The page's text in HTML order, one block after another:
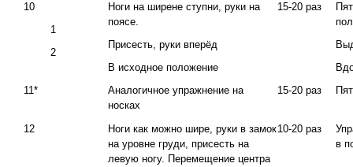
10
1
2
Ноги на ширене ступни, руки на
поясе.
Присесть, руки вперёд
В исходное положение
15-20 раз
11*
Аналогичное упражнение на
носках
15-20 раз
12
Ноги как можно шире, руки в замок
на уровне груди, присесть на
левую ногу. Перемещение центра
10-20 раз
в